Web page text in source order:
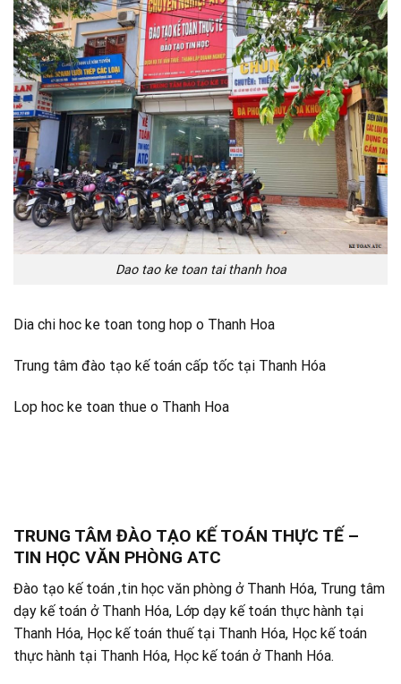
Dao tao ke toan tai thanh hoa
Dia chi hoc ke toan tong hop o Thanh Hoa
Trung tâm đào tạo kế toán cấp tốc tại Thanh Hóa
Lop hoc ke toan thue o Thanh Hoa
TRUNG TÂM ĐÀO TẠO KẾ TOÁN THỰC TẾ –
TIN HỌC VĂN PHÒNG ATC
Đào tạo kế toán ,tin học văn phòng ở Thanh Hóa, Trung tâm
dạy kế toán ở Thanh Hóa, Lớp dạy kế toán thực hành tại
Thanh Hóa, Học kế toán thuế tại Thanh Hóa, Học kế toán
thực hành tại Thanh Hóa, Học kế toán ở Thanh Hóa.